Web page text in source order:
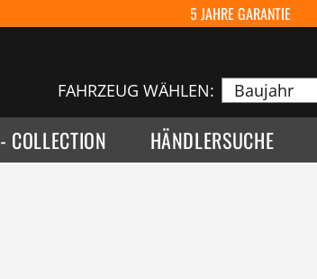
5 JAHRE GARANTIE
FAHRZEUG WÄHLEN:
- COLLECTION HÄNDLERSUCHE